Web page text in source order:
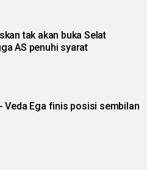
tak akan buka Selat
AS penuhi syarat
Veda Ega finis posisi sembilan